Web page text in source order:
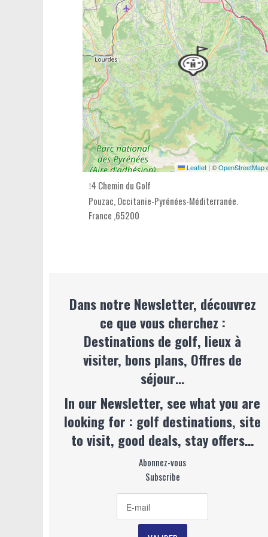
Leaflet | ©OpenStreetMap
4 Chemin du Golf
Pouzac, Occitanie-Pyrénées-Méditerranée.
France ,65200
Dans notre Newsletter, découvrez
ce que vous cherchez :
Destinations de golf, lieux à
visiter, bons plans, Offres de
séjour…
In our Newsletter, see what you are
looking for : golf destinations, site
to visit, good deals, stay offers…
Abonnez-vous
Subscribe